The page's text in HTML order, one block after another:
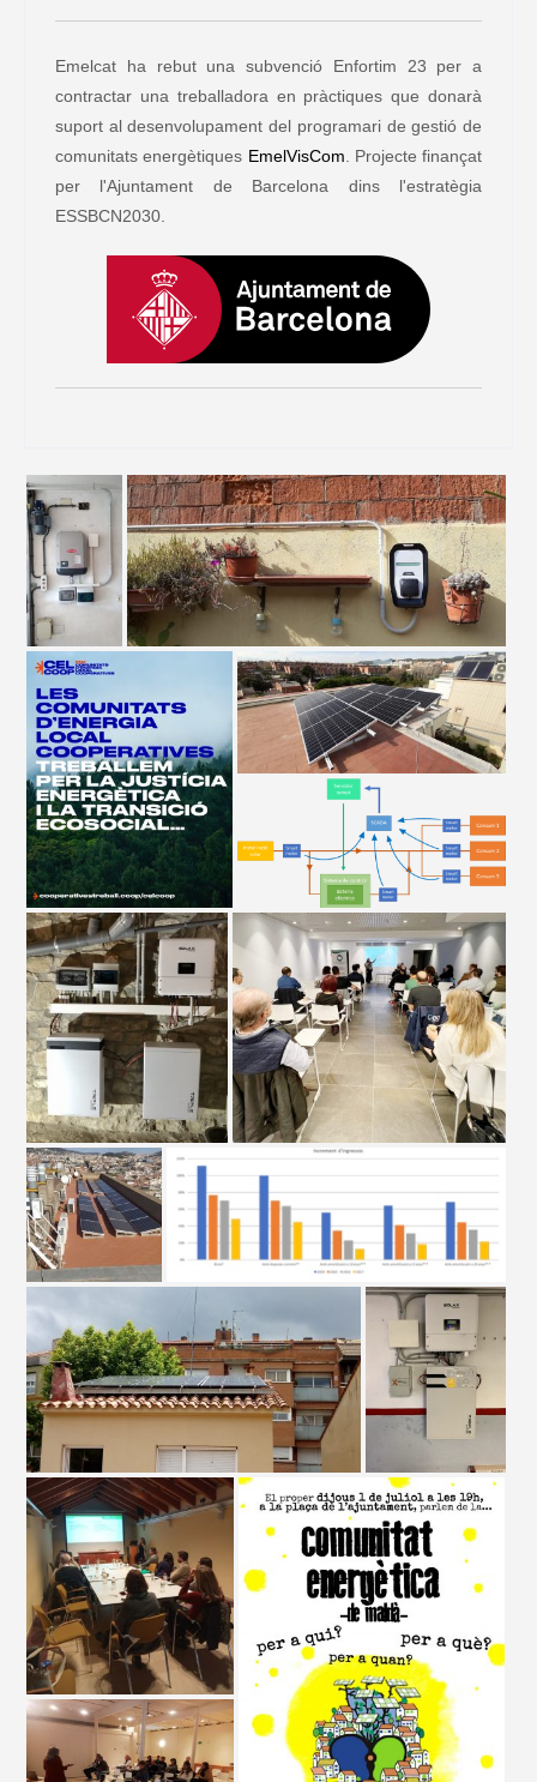
Emelcat ha rebut una subvenció Enfortim 23 per a
contractar una treballadora en pràctiques que donarà
suport al desenvolupament del programari de gestió de
comunitats energètiques EmelVisCom . Projecte finançat
per l'Ajuntament de Barcelona dins l'estratègia
ESSBCN2030.